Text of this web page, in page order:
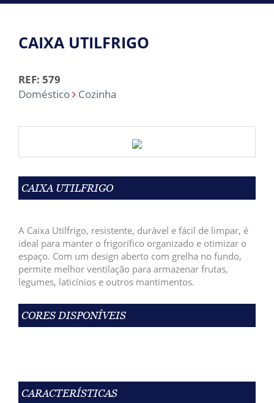
CAIXA UTILFRIGO
REF: 579
Doméstico
Cozinha
CAIXA UTILFRIGO
A Caixa Utilfrigo, resistente, durável e fácil de limpar, é
ideal para manter o frigorífico organizado e otimizar o
espaço. Com um design aberto com grelha no fundo,
permite melhor ventilação para armazenar frutas,
legumes, laticínios e outros mantimentos.
CORES DISPONÍVEIS
CARACTERÍSTICAS